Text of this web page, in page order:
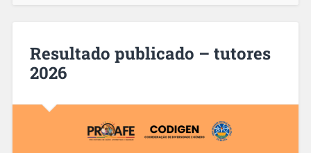
Resultado publicado – tutores
2026